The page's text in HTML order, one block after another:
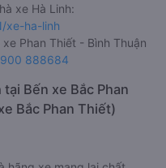
xe Hà Linh:
xe-ha-linh
Phan Thiết - Bình Thuận
888684
Bến xe Bắc Phan
Bắc Phan Thiết)